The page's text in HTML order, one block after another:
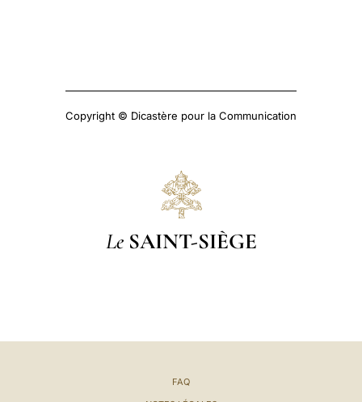
Copyright © Dicastère pour la Communication
Le SAINT-SIÈGE
FAQ